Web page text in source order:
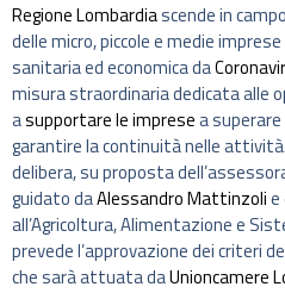
Regione Lombardiascende in
delle micro, piccole e medie
sanitaria ed economica da
misura straordinaria dedicata alle
asupportare le impresea
garantire la continuità nelle
delibera, su proposta
guidato daAlessandro Mattinzolie
all’Agricoltura, Alimentazione e
prevede l’approvazione dei criteri
che sarà attuata daUnioncamere